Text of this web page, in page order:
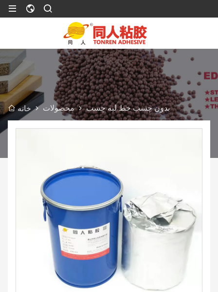
خانه محصولات بدون چسب خط لبه چسب